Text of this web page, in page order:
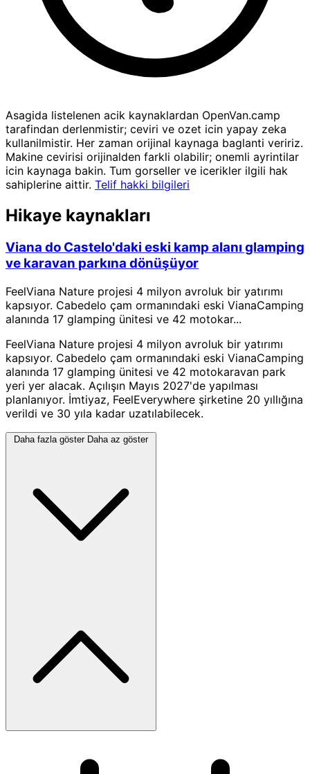
Asagida listelenen acik kaynaklardan OpenVan.camp
tarafindan derlenmistir; ceviri ve ozet icin yapay zeka
kullanilmistir. Her zaman orijinal kaynaga baglanti veririz.
Makine cevirisi orijinalden farkli olabilir; onemli ayrintilar
icin kaynaga bakin. Tum gorseller ve icerikler ilgili hak
sahiplerine aittir. Telif hakki bilgileri
Hikaye kaynakları
Viana do Castelo'daki eski kamp alanı glamping
ve karavan parkına dönüşüyor
FeelViana Nature projesi 4 milyon avroluk bir yatırımı
kapsıyor. Cabedelo çam ormanındaki eski VianaCamping
alanında 17 glamping ünitesi ve 42 motokar...
FeelViana Nature projesi 4 milyon avroluk bir yatırımı
kapsıyor. Cabedelo çam ormanındaki eski VianaCamping
alanında 17 glamping ünitesi ve 42 motokaravan park
yeri yer alacak. Açılışın Mayıs 2027'de yapılması
planlanıyor. İmtiyaz, FeelEverywhere şirketine 20 yıllığına
verildi ve 30 yıla kadar uzatılabilecek.
Daha fazla göster Daha az göster